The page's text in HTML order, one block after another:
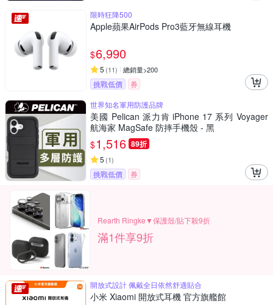
限時狂降500
Apple蘋果AirPods Pro3藍牙無線耳機
$6,990
5 (11) 總銷量>200
挑戰低價
券
世界知名軍用防護品牌
美國 Pelican 派力肯 iPhone 17 系列 Voyager
航海家 MagSafe 防摔手機殼 - 黑
$1,516 89折
5 (1)
挑戰低價 券
Rearth Ringke▼保護殼/貼下殺9折
滿1件享9折
開放式設計 佩戴全日依然舒適貼合
小米 Xiaomi 開放式耳機 官方旗艦館